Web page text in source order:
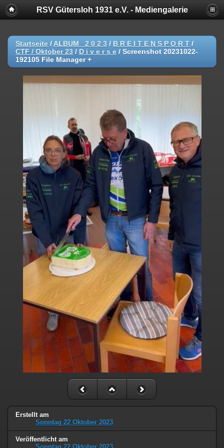
RSV Gütersloh 1931 e.V. - Mediengalerie
Startseite / ALBUM _2 0 2 3 / B R E I T E N S P O R T /
CTF / Oktober 23 / D i v e r s e / Screenshot 20231022-
192105 File Manager +
Erstellt am
Sonntag 22 Oktober 2023
Veröffentlicht am